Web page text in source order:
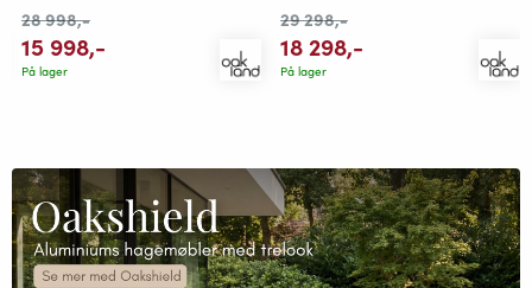
28 998,-
15 998,-
På lager
29 298,-
18 298,-
På lager